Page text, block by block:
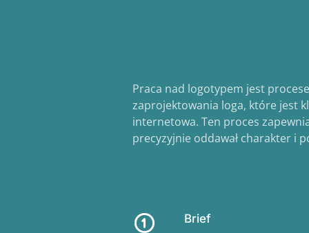
Praca nad logotypem jest
zaprojektowania loga, które jest
internetowa. Ten proces
precyzyjnie oddawał charakter i
Brief